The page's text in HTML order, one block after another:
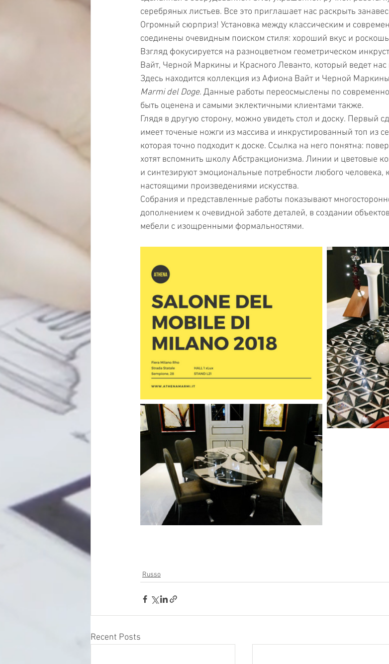
серебряных листьев. Все это приглашает нас раскрыть
Огромный сюрприз! Установка между классическим и
соединены очевидным поиском стиля: хороший вкус и
Взгляд фокусируется на разноцветном геометрическом
Вайт, Черной Маркины и Красного Леванто, который ведет нас
Здесь находится коллекция из Афиона Вайт и Черной
Marmi del Doge. Данные работы переосмыслены по
быть оценена и самыми эклектичными клиентами также.
Глядя в другую сторону, можно увидеть стол и доску. Первый
имеет точеные ножги из массива и инкрустированный топ из
которая точно подходит к доске. Ссылка на него понятна:
хотят вспомнить школу Абстракционизма. Линии и цветовые
и синтезируют эмоциональные потребности любого человека,
настоящими произведениями искусства.
Собрания и представленные работы показывают
дополнением к очевидной заботе деталей, в создании
мебели с изощренными формальностями.
Russo
Recent Posts